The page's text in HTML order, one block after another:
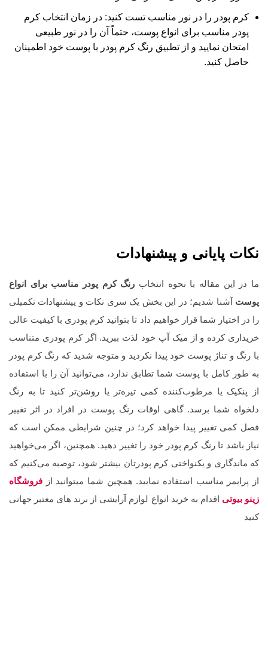
کرم پودر را در نور مناسب تست کنید: در زمان انتخاب کرم
پودر مناسب برای انواع پوست، حتماً آن را در نور طبیعی
امتحان نمایید و از تطبیق رنگ کرم پودر با پوست خود اطمینان
حاصل کنید.
نکات پایانی و پیشنهادات
ما در این مقاله با نحوه انتخاب رنگ کرم پودر مناسب برای انواع
پوست آشنا شدیم؛ در این بخش یک سری نکات و پیشنهادات تکمیلی
را در اختیار شما قرار خواهیم داد تا بتوانید کرم پودری با کیفیت عالی
خریداری کرده و از میک آپ خود لذت ببرید. اگر کرم پودری متناسب
با رنگ و تناژ پوست خود پیدا نکردید و متوجه شدید که رنگ کرم پودر
به طور کامل با پوست شما تطابق ندارد، می‌توانید آن را با استفاده
از پنکیک یا مرطوب‌کننده کمی تیره‌تر یا روشن‌تر کنید تا به رنگ
دلخواه شما برسد. گاهی اوقات رنگ پوست در افراد در اثر تغییر
فصل کمی تغییر پیدا خواهد کرد؛ در چنین شرایطی ممکن است که
نیاز باشد تا رنگ کرم پودر خود را تغییر دهید. همچنین، اگر می‌خواهید
که ماندگاری و یکنواختی کرم پودرتان بیشتر شود، توصیه می‌کنیم که
از پرایمر مناسب استفاده نمایید. همچین شما میتوانید از فروشگاه
زینو بیوتی اقدام به خرید انواع لوازم آرایشی از برند های معتبر جهانی
کنید